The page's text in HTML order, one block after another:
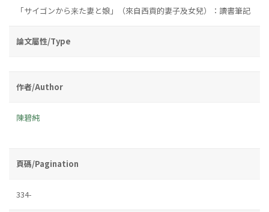
「サイゴンから来た妻と娘」（來自西貢的妻子及女兒）：讀書筆記
論文屬性/Type
作者/Author
陳碧純
頁碼/Pagination
334-